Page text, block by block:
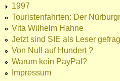
1997
Touristenfahrten: Der
Vita Wilhelm Hahne
Jetzt sind SIE als Leser
Von Null auf Hundert ?
Warum kein PayPal?
Impressum